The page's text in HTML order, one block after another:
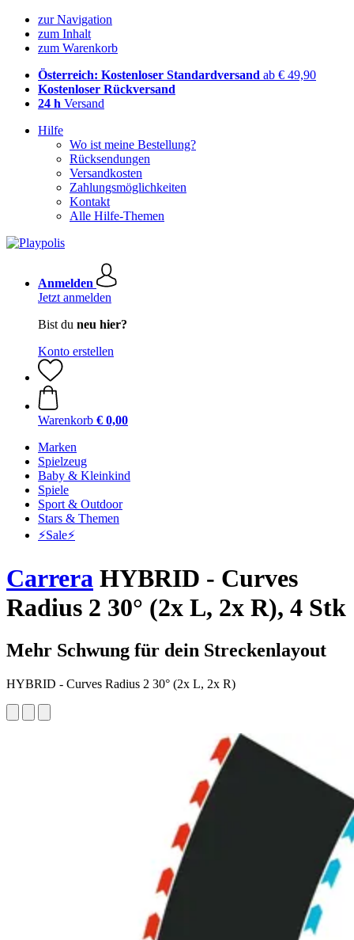
zur Navigation
zum Inhalt
zum Warenkorb
Österreich: Kostenloser Standardversand ab € 49,90
Kostenloser Rückversand
24 h Versand
Hilfe
Wo ist meine Bestellung?
Rücksendungen
Versandkosten
Zahlungsmöglichkeiten
Kontakt
Alle Hilfe-Themen
Anmelden
Jetzt anmelden
Bist du neu hier?
Konto erstellen
Warenkorb € 0,00
Marken
Spielzeug
Baby & Kleinkind
Spiele
Sport & Outdoor
Stars & Themen
⚡️Sale⚡️
Carrera HYBRID - Curves
Radius 2 30° (2x L, 2x R), 4 Stk
Mehr Schwung für dein Streckenlayout
HYBRID - Curves Radius 2 30° (2x L, 2x R)